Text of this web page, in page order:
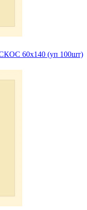
60х140 (уп 100шт)